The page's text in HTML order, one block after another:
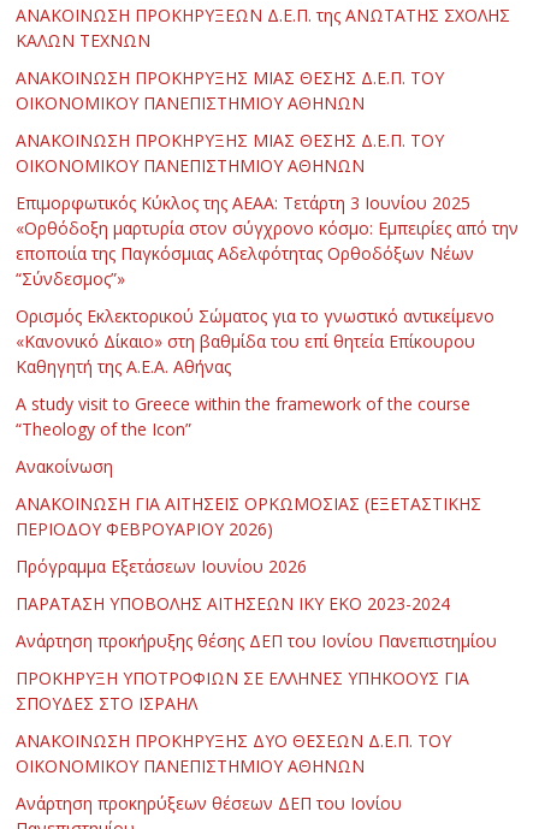
ΑΝΑΚΟΙΝΩΣΗ ΠΡΟΚΗΡΥΞΕΩΝ Δ.Ε.Π. της ΑΝΩΤΑΤΗΣ ΣΧΟΛΗΣ
ΚΑΛΩΝ ΤΕΧΝΩΝ
ΑΝΑΚΟΙΝΩΣΗ ΠΡΟΚΗΡΥΞΗΣ ΜΙΑΣ ΘΕΣΗΣ Δ.Ε.Π. ΤΟΥ
ΟΙΚΟΝΟΜΙΚΟΥ ΠΑΝΕΠΙΣΤΗΜΙΟΥ ΑΘΗΝΩΝ
ΑΝΑΚΟΙΝΩΣΗ ΠΡΟΚΗΡΥΞΗΣ ΜΙΑΣ ΘΕΣΗΣ Δ.Ε.Π. ΤΟΥ
ΟΙΚΟΝΟΜΙΚΟΥ ΠΑΝΕΠΙΣΤΗΜΙΟΥ ΑΘΗΝΩΝ
Επιμορφωτικός Κύκλος της ΑΕΑΑ: Τετάρτη 3 Ιουνίου 2025
«Ορθόδοξη μαρτυρία στον σύγχρονο κόσμο: Εμπειρίες από την
εποποιία της Παγκόσμιας Αδελφότητας Ορθοδόξων Νέων
“Σύνδεσμος”»
Ορισμός Εκλεκτορικού Σώματος για το γνωστικό αντικείμενο
«Κανονικό Δίκαιο» στη βαθμίδα του επί θητεία Επίκουρου
Καθηγητή της Α.Ε.Α. Αθήνας
Α study visit to Greece within the framework of the course
“Theology of the Icon”
Ανακοίνωση
ΑΝΑΚΟΙΝΩΣΗ ΓΙΑ ΑΙΤΗΣΕΙΣ ΟΡΚΩΜΟΣΙΑΣ (ΕΞΕΤΑΣΤΙΚΗΣ
ΠΕΡΙΟΔΟΥ ΦΕΒΡΟΥΑΡΙΟΥ 2026)
Πρόγραμμα Εξετάσεων Ιουνίου 2026
ΠΑΡΑΤΑΣΗ ΥΠΟΒΟΛΗΣ ΑΙΤΗΣΕΩΝ ΙΚΥ ΕΚΟ 2023-2024
Ανάρτηση προκήρυξης θέσης ΔΕΠ του Ιονίου Πανεπιστημίου
ΠΡΟΚΗΡΥΞΗ ΥΠΟΤΡΟΦΙΩΝ ΣΕ ΕΛΛΗΝΕΣ ΥΠΗΚΟΟΥΣ ΓΙΑ
ΣΠΟΥΔΕΣ ΣΤΟ ΙΣΡΑΗΛ
ΑΝΑΚΟΙΝΩΣΗ ΠΡΟΚΗΡΥΞΗΣ ΔΥΟ ΘΕΣΕΩΝ Δ.Ε.Π. ΤΟΥ
ΟΙΚΟΝΟΜΙΚΟΥ ΠΑΝΕΠΙΣΤΗΜΙΟΥ ΑΘΗΝΩΝ
Ανάρτηση προκηρύξεων θέσεων ΔΕΠ του Ιονίου